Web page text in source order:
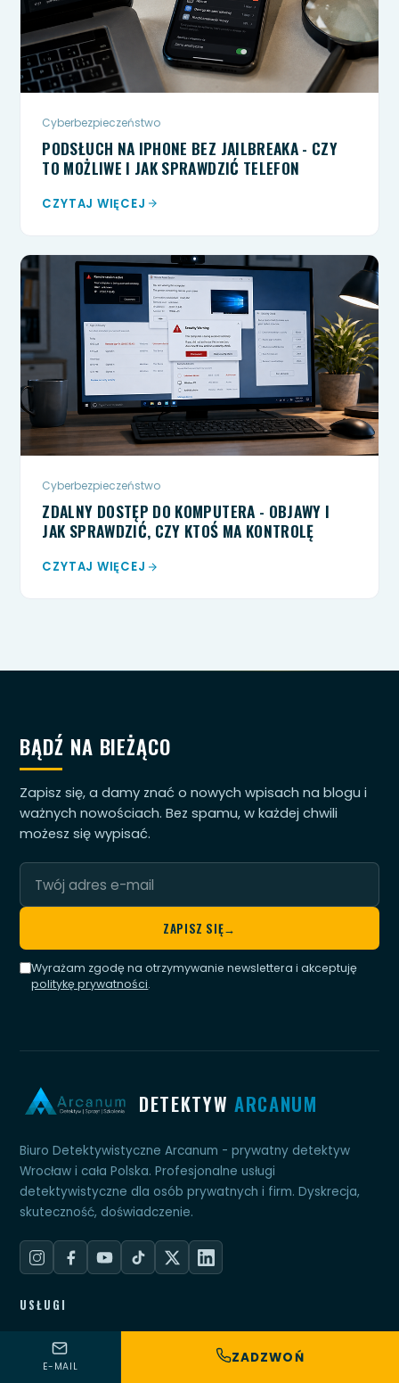
Cyberbezpieczeństwo
PODSŁUCH NA IPHONE BEZ JAILBREAKA - CZY
TO MOŻLIWE I JAK SPRAWDZIĆ TELEFON
CZYTAJ WIĘCEJ
Cyberbezpieczeństwo
ZDALNY DOSTĘP DO KOMPUTERA - OBJAWY I
JAK SPRAWDZIĆ, CZY KTOŚ MA KONTROLĘ
CZYTAJ WIĘCEJ
BĄDŹ NA BIEŻĄCO
Zapisz się, a damy znać o nowych wpisach na blogu i
ważnych nowościach. Bez spamu, w każdej chwili
możesz się wypisać.
Twój
adres
e-
mail
ZAPISZ SIĘ→
Wyrażam zgodę na otrzymywanie newslettera i akceptuję
politykę prywatności.
DETEKTYW ARCANUM
Biuro Detektywistyczne Arcanum - prywatny detektyw
Wrocław i cała Polska. Profesjonalne usługi
detektywistyczne dla osób prywatnych i firm. Dyskrecja,
skuteczność, doświadczenie.
USŁUGI
Dla osób prywatnych
Dla firm
E-MAIL
ZADZWOŃ